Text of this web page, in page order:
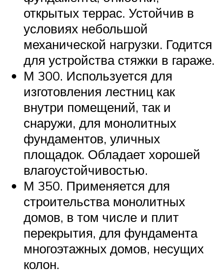
открытых террас. Устойчив в
условиях небольшой
механической нагрузки. Годится
для устройства стяжки в гараже.
М 300. Используется для
изготовления лестниц как
внутри помещений, так и
снаружи, для монолитных
фундаментов, уличных
площадок. Обладает хорошей
влагоустойчивостью.
М 350. Применяется для
строительства монолитных
домов, в том числе и плит
перекрытия, для фундамента
многоэтажных домов, несущих
колон.